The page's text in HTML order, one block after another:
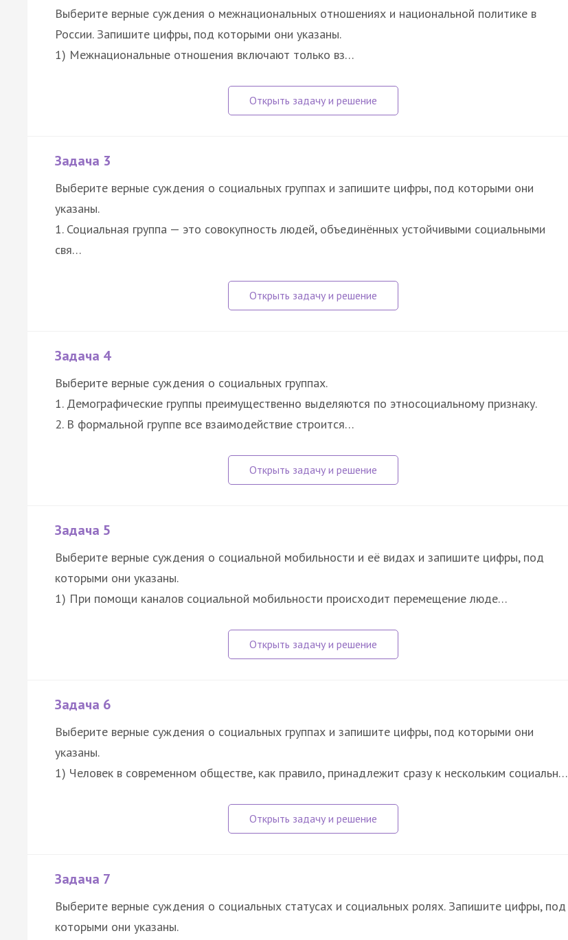
Выберите верные суждения о межнациональных отношениях и национальной политике в
России. Запишите цифры, под которыми они указаны.
1) Межнациональные отношения включают только вз…
Задача 3
Выберите верные суждения о социальных группах и запишите цифры, под которыми они
указаны.
1. Социальная группа — это совокупность людей, объединённых устойчивыми социальными
свя…
Задача 4
Выберите верные суждения о социальных группах.
1. Демографические группы преимущественно выделяются по этносоциальному признаку.
2. В формальной группе все взаимодействие строится…
Задача 5
Выберите верные суждения о социальной мобильности и её видах и запишите цифры, под
которыми они указаны.
1) При помощи каналов социальной мобильности происходит перемещение люде…
Задача 6
Выберите верные суждения о социальных группах и запишите цифры, под которыми они
указаны.
1) Человек в современном обществе, как правило, принадлежит сразу к нескольким социальн…
Задача 7
Выберите верные суждения о социальных статусах и социальных ролях. Запишите цифры, под
которыми они указаны.